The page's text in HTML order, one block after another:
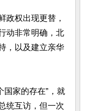
政权出现更替，
动非常明确，北
，以及建立亲华
国家的存在”，就
统互访，但一次